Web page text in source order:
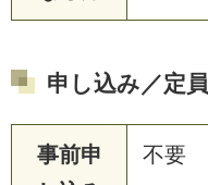
申し込み／定員
事前申
不要